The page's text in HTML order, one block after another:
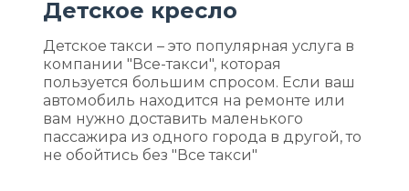
Детское кресло
Детское такси – это популярная услуга в
компании "Все-такси", которая
пользуется большим спросом. Если ваш
автомобиль находится на ремонте или
вам нужно доставить маленького
пассажира из одного города в другой, то
не обойтись без "Все такси"